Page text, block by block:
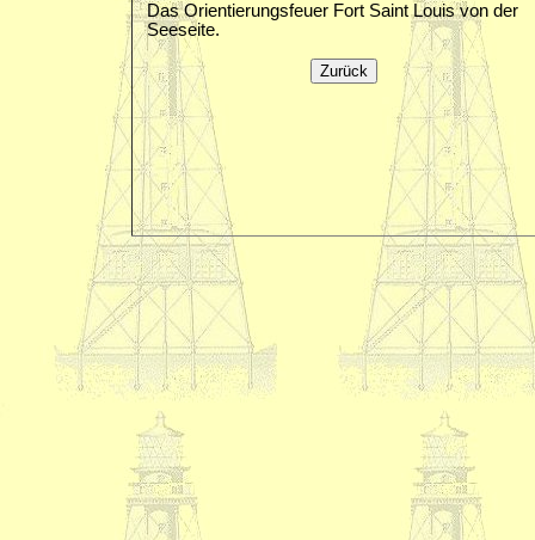
Das Orientierungsfeuer Fort Saint Louis von der
Seeseite.